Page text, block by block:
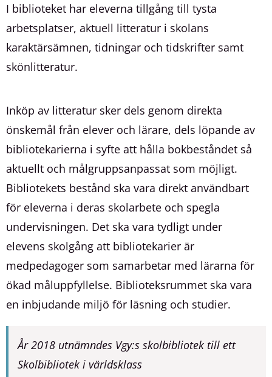
I biblioteket har eleverna tillgång till tysta
arbetsplatser, aktuell litteratur i skolans
karaktärsämnen, tidningar och tidskrifter samt
skönlitteratur.
Inköp av litteratur sker dels genom direkta
önskemål från elever och lärare, dels löpande av
bibliotekarierna i syfte att hålla bokbeståndet så
aktuellt och målgruppsanpassat som möjligt.
Bibliotekets bestånd ska vara direkt användbart
för eleverna i deras skolarbete och spegla
undervisningen. Det ska vara tydligt under
elevens skolgång att bibliotekarier är
medpedagoger som samarbetar med lärarna för
ökad måluppfyllelse. Biblioteksrummet ska vara
en inbjudande miljö för läsning och studier.
År 2018 utnämndes Vgy:s skolbibliotek till ett
Skolbibliotek i världsklass